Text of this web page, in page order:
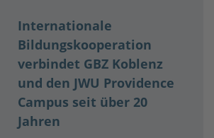
Internationale
Bildungskooperation
verbindet GBZ Koblenz
und den JWU Providence
Campus seit über 20
Jahren